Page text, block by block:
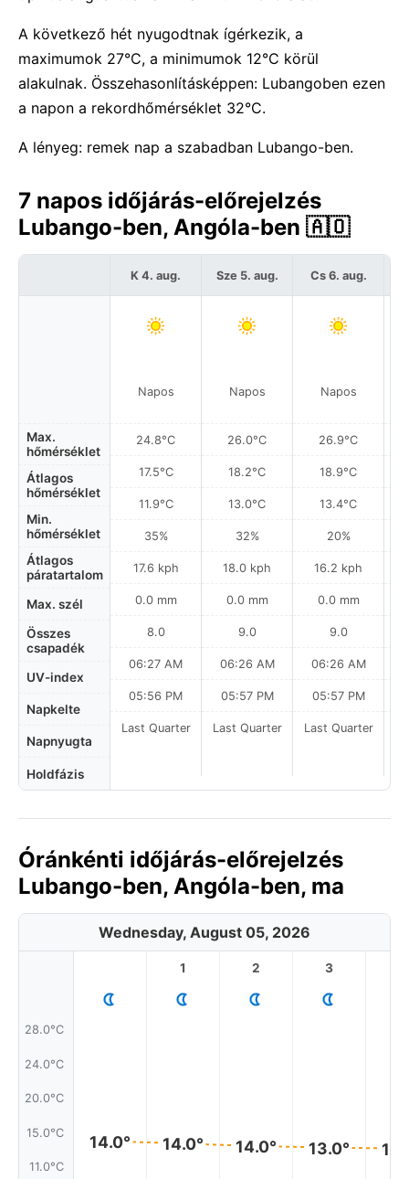
A következő hét nyugodtnak ígérkezik, a
maximumok 27°C, a minimumok 12°C körül
alakulnak. Összehasonlításképpen: Lubangoben ezen
a napon a rekordhőmérséklet 32°C.
A lényeg: remek nap a szabadban Lubango-ben.
7 napos időjárás-előrejelzés
Lubango-ben, Angóla-ben 🇦🇴
Max.
hőmérséklet
Átlagos
hőmérséklet
Min.
hőmérséklet
Átlagos
páratartalom
Max. szél
Összes
csapadék
UV-index
Napkelte
Napnyugta
Holdfázis
K 4. aug.
Napos
24.8°C
17.5°C
11.9°C
35%
17.6 kph
0.0 mm
8.0
06:27 AM
05:56 PM
Last Quarter
Sze 5. aug.
Napos
26.0°C
18.2°C
13.0°C
32%
18.0 kph
0.0 mm
9.0
06:26 AM
05:57 PM
Last Quarter
Cs 6. aug.
Napos
26.9°C
18.9°C
13.4°C
20%
16.2 kph
0.0 mm
9.0
06:26 AM
05:57 PM
Last Quarter
Óránkénti időjárás-előrejelzés
Lubango-ben, Angóla-ben, ma
Wednesday, August 05, 2026
28.0°C
24.0°C
20.0°C
15.0°C
11.0°C
14.0°
1
14.0°
2
14.0°
3
13.0°